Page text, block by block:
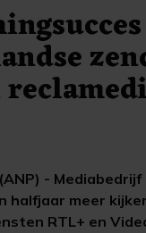
(ANP) -
halfjaar meer
RTL+ en